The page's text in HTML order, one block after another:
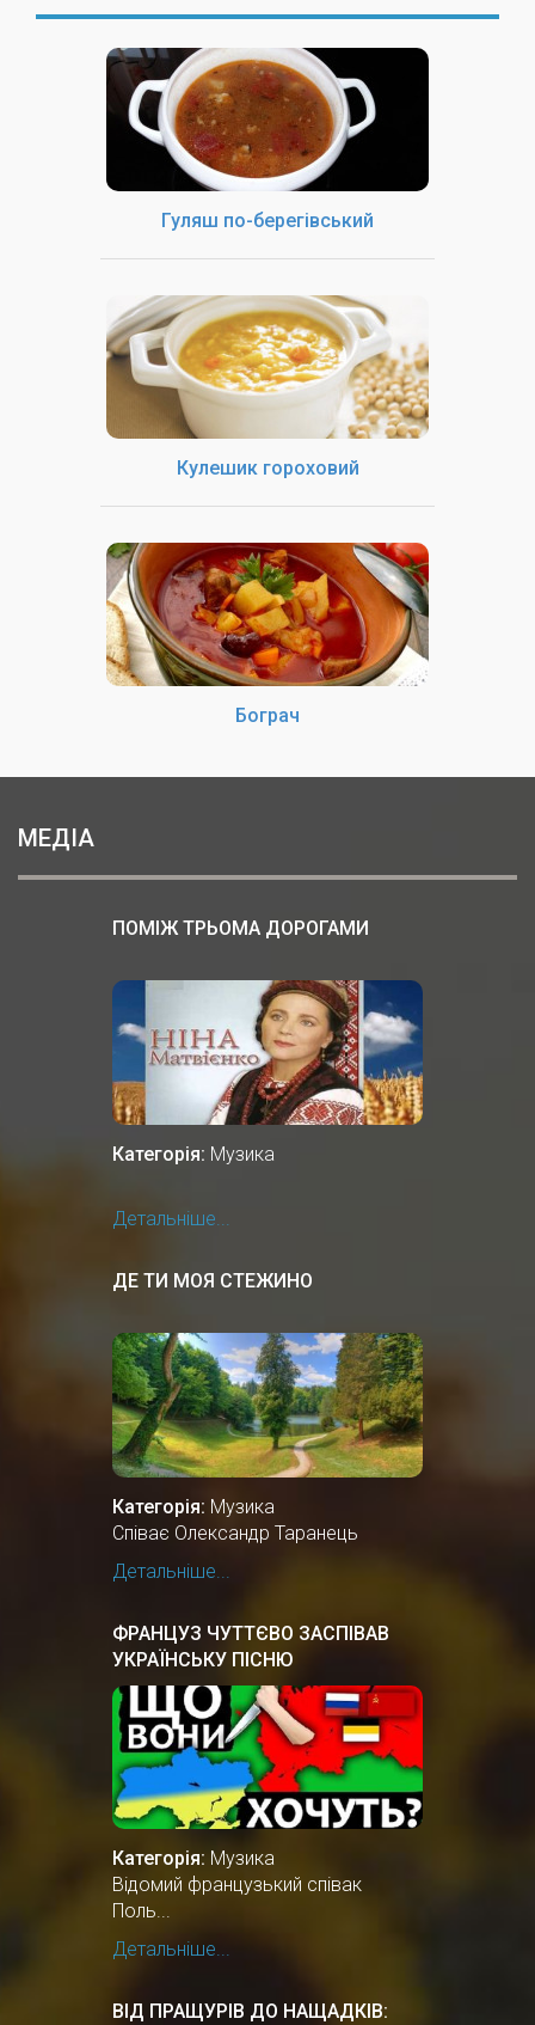
Гуляш по-берегівський
Кулешик гороховий
Бограч
МЕДІА
ПОМІЖ ТРЬОМА ДОРОГАМИ
Категорія: Музика
Детальніше...
ДЕ ТИ МОЯ СТЕЖИНО
Категорія: Музика
Співає Олександр Таранець
Детальніше...
ФРАНЦУЗ ЧУТТЄВО ЗАСПІВАВ
УКРАЇНСЬКУ ПІСНЮ
Категорія: Музика
Відомий французький співак
Поль...
Детальніше...
ВІД ПРАЩУРІВ ДО НАЩАДКІВ: